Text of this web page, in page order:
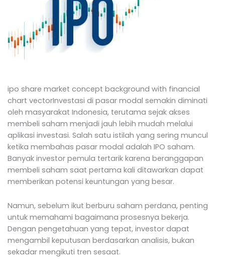
ipo share market concept background with financial
chart vectorInvestasi di pasar modal semakin diminati
oleh masyarakat Indonesia, terutama sejak akses
membeli saham menjadi jauh lebih mudah melalui
aplikasi investasi. Salah satu istilah yang sering muncul
ketika membahas pasar modal adalah IPO saham.
Banyak investor pemula tertarik karena beranggapan
membeli saham saat pertama kali ditawarkan dapat
memberikan potensi keuntungan yang besar.
Namun, sebelum ikut berburu saham perdana, penting
untuk memahami bagaimana prosesnya bekerja.
Dengan pengetahuan yang tepat, investor dapat
mengambil keputusan berdasarkan analisis, bukan
sekadar mengikuti tren sesaat.